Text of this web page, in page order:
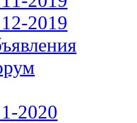
2019
2020